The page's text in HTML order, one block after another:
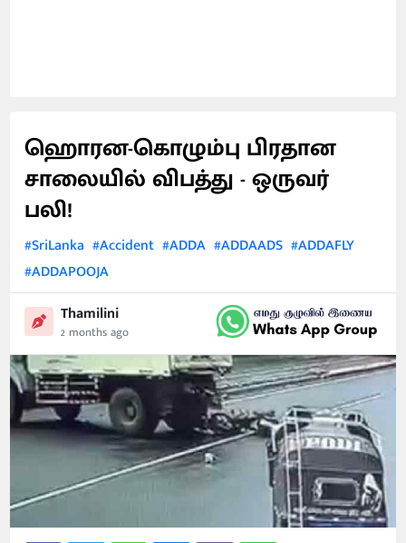
ஹொரன-கொழும்பு பிரதான
சாலையில் விபத்து - ஒருவர்
பலி!
#SriLanka #Accident #ADDA #ADDAADS #ADDAFLY
#ADDAPOOJA
Thamilini
2 months ago